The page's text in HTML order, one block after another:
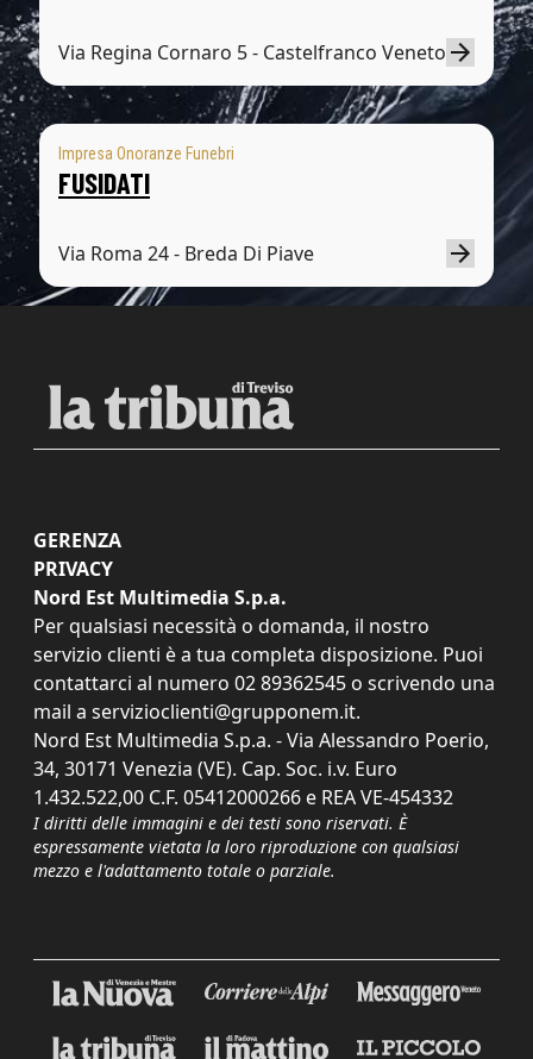
Via Regina Cornaro 5 - Castelfranco Veneto
Impresa Onoranze Funebri
FUSIDATI
Via Roma 24 - Breda Di Piave
GERENZA
PRIVACY
Nord Est Multimedia S.p.a.
Per qualsiasi necessità o domanda, il nostro
servizio clienti è a tua completa disposizione. Puoi
contattarci al numero 02 89362545 o scrivendo una
mail a servizioclienti@grupponem.it.
Nord Est Multimedia S.p.a. - Via Alessandro Poerio,
34, 30171 Venezia (VE). Cap. Soc. i.v. Euro
1.432.522,00 C.F. 05412000266 e REA VE-454332
I diritti delle immagini e dei testi sono riservati. È
espressamente vietata la loro riproduzione con qualsiasi
mezzo e l'adattamento totale o parziale.